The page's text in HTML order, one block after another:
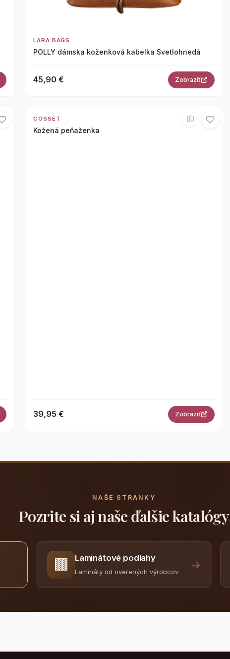
LARA BAGS
POLLY dámska koženková kabelka Svetlohnedá
45,90 € Zobraziť
COSSET
Kožená peňaženka
39,95 € Zobraziť
NAŠE STRÁNKY
Pozrite si aj naše ďalšie katalógy
🟫 Laminátové podlahy
Lamináty od overených výrobcov
→